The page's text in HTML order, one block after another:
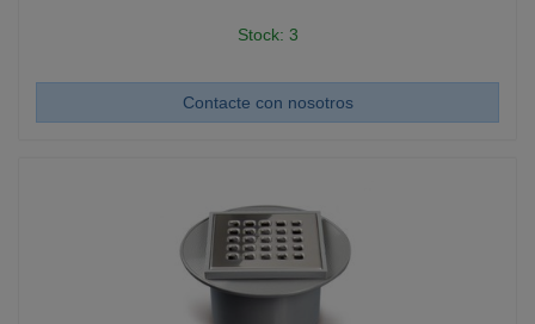
Stock: 3
Contacte con nosotros